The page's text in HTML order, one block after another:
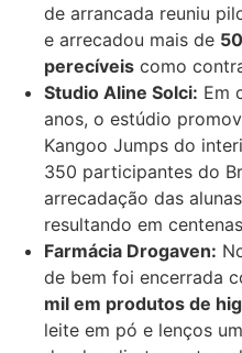
de arrancada reuniu
e arrecadou mais de
perecíveis como
Studio Aline Solci: Em
anos, o estúdio
Kangoo Jumps do
350 participantes do
arrecadação das
resultando em
Farmácia Drogaven:
de bem foi encerrada
mil em produtos de
leite em pó e lenços